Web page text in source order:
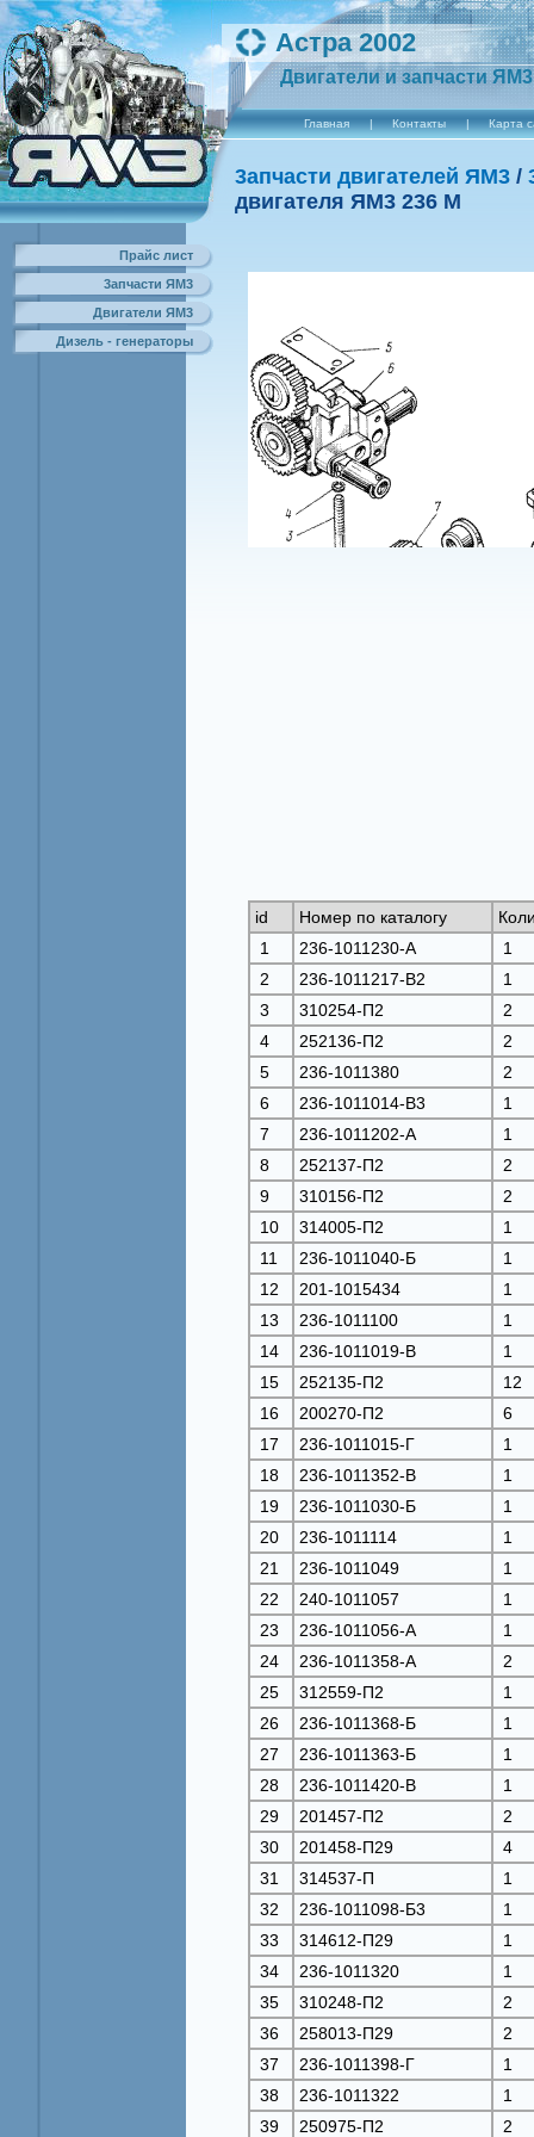
Астра 2002
Двигатели и запчасти ЯМ3
Главная | Контакты | Карта
Прайс лист
3апчасти ЯМ3
Двигатели ЯМ3
Дизель - генераторы
3апчасти двигателей ЯМ3 /
двигателя ЯM3 236 M
id Номер по каталогу
1
236-1011230-A
1
2
236-1011217-B2
1
3
310254-П2
2
4
252136-П2
2
5
236-1011380
2
6
236-1011014-В3
1
7
236-1011202-A
1
8
252137-П2
2
9
310156-П2
2
10
314005-П2
1
11
236-1011040-Б
1
12
201-1015434
1
13
236-1011100
1
14
236-1011019-B
1
15
252135-П2
12
16
200270-П2
6
17
236-1011015-Г
1
18
236-1011352-B
1
19
236-1011030-Б
1
20
236-1011114
1
21
236-1011049
1
22
240-1011057
1
23
236-1011056-A
1
24
236-1011358-A
2
25
312559-П2
1
26
236-1011368-Б
1
27
236-1011363-Б
1
28
236-1011420-B
1
29
201457-П2
2
30
201458-П29
4
31
314537-П
1
32
236-1011098-Б3
1
33
314612-П29
1
34
236-1011320
1
35
310248-П2
2
36
258013-П29
2
37
236-1011398-Г
1
38
236-1011322
1
39
250975-П2 2